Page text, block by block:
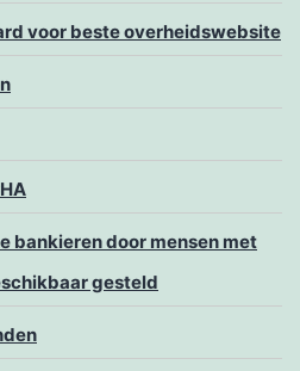
voor beste overheidswebsite
bankieren door mensen met
gesteld